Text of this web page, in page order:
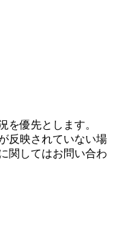
を優先とします。
反映されていない場
関してはお問い合わ